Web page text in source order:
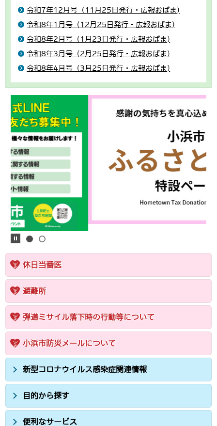
令和7年12月号（11月25日発行・広報おばま)
令和8年1月号（12月25日発行・広報おばま)
令和8年2月号（1月23日発行・広報おばま)
令和8年3月号（2月25日発行・広報おばま)
令和8年4月号（3月25日発行・広報おばま)
休日当番医
避難所
弾道ミサイル落下時の行動等について
小浜市防災メールについて
新型コロナウイルス感染症関連情報
目的から探す
便利なサービス